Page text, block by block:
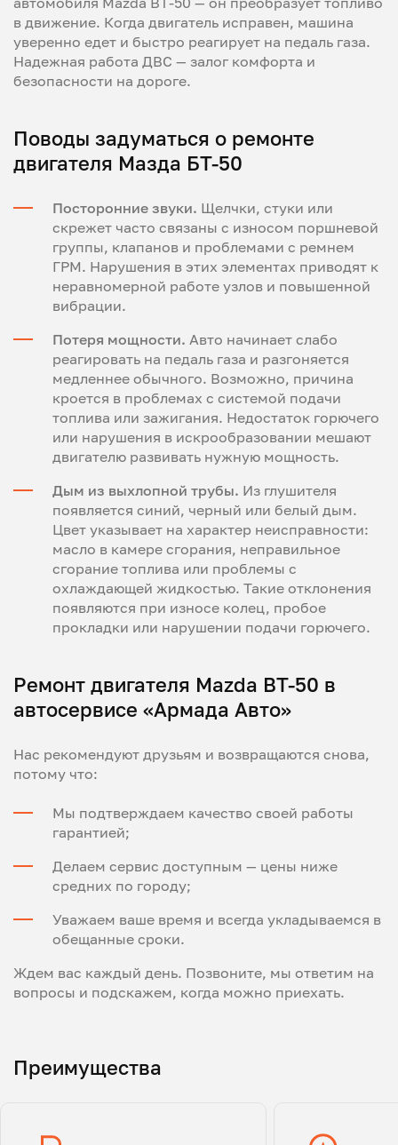
в движение. Когда двигатель исправен, машина
уверенно едет и быстро реагирует на педаль газа.
Надежная работа ДВС — залог комфорта и
безопасности на дороге.
Поводы задуматься о ремонте
двигателя Мазда БТ-50
Посторонние звуки. Щелчки, стуки или
скрежет часто связаны с износом поршневой
группы, клапанов и проблемами с ремнем
ГРМ. Нарушения в этих элементах приводят к
неравномерной работе узлов и повышенной
вибрации.
Потеря мощности. Авто начинает слабо
реагировать на педаль газа и разгоняется
медленнее обычного. Возможно, причина
кроется в проблемах с системой подачи
топлива или зажигания. Недостаток горючего
или нарушения в искрообразовании мешают
двигателю развивать нужную мощность.
Дым из выхлопной трубы. Из глушителя
появляется синий, черный или белый дым.
Цвет указывает на характер неисправности:
масло в камере сгорания, неправильное
сгорание топлива или проблемы с
охлаждающей жидкостью. Такие отклонения
появляются при износе колец, пробое
прокладки или нарушении подачи горючего.
Ремонт двигателя Mazda BT-50 в
автосервисе «Армада Авто»
Нас рекомендуют друзьям и возвращаются снова,
потому что:
Мы подтверждаем качество своей работы
гарантией;
Делаем сервис доступным — цены ниже
средних по городу;
Уважаем ваше время и всегда укладываемся в
обещанные сроки.
Ждем вас каждый день. Позвоните, мы ответим на
вопросы и подскажем, когда можно приехать.
Преимущества